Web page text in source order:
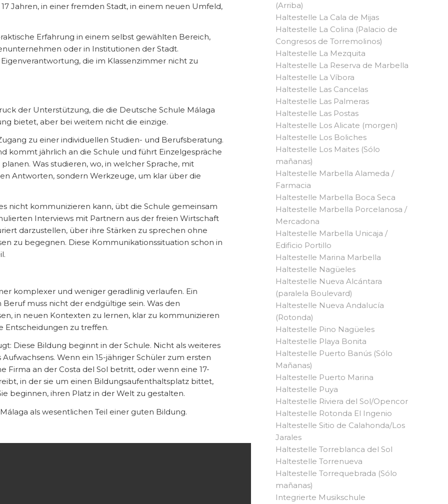
Jahren, in einer fremden Stadt, in einem neuen Umfeld,
Erfahrung in einem selbst gewählten Bereich,
oder in Institutionen der Stadt.
die im Klassenzimmer nicht zu
der Unterstützung, die die Deutsche Schule Málaga
bietet, aber bei weitem nicht die einzige.
zu einer individuellen Studien- und Berufsberatung.
kommt jährlich an die Schule und führt Einzelgespräche
Was studieren, wo, in welcher Sprache, mit
Antworten, sondern Werkzeuge, um klar über die
nicht kommunizieren kann, übt die Schule gemeinsam
Interviews mit Partnern aus der freien Wirtschaft
darzustellen, über ihre Stärken zu sprechen ohne
zu begegnen. Diese Kommunikationssituation schon in
komplexer und weniger geradlinig verlaufen. Ein
muss nicht der endgültige sein. Was den
in neuen Kontexten zu lernen, klar zu kommunizieren
Entscheidungen zu treffen.
Diese Bildung beginnt in der Schule. Nicht als weiteres
Wenn ein 15-jähriger Schüler zum ersten
Firma an der Costa del Sol betritt, oder wenn eine 17-
in der sie um einen Bildungsaufenthaltsplatz bittet,
beginnen, ihren Platz in der Welt zu gestalten.
als wesentlichen Teil einer guten Bildung.
(Arriba)
Haltestelle La Cala de Mijas
Haltestelle La Colina (Palacio de
Congresos de Torremolinos)
Haltestelle La Mezquita
Haltestelle La Reserva de Marbella
Haltestelle La Víbora
Haltestelle Las Cancelas
Haltestelle Las Palmeras
Haltestelle Las Postas
Haltestelle Los Alicate (morgen)
Haltestelle Los Boliches
Haltestelle Los Maites (Sólo
mañanas)
Haltestelle Marbella Alameda /
Farmacia
Haltestelle Marbella Boca Seca
Haltestelle Marbella Porcelanosa /
Mercadona
Haltestelle Marbella Unicaja /
Edificio Portillo
Haltestelle Marina Marbella
Haltestelle Nagüeles
Haltestelle Nueva Alcántara
(paralela Boulevard)
Haltestelle Nueva Andalucía
(Rotonda)
Haltestelle Pino Nagüeles
Haltestelle Playa Bonita
Haltestelle Puerto Banús (Sólo
Mañanas)
Haltestelle Puerto Marina
Haltestelle Puya
Haltestelle Riviera del Sol/Opencor
Haltestelle Rotonda El Ingenio
Haltestelle Sitio de Calahonda/Los
Jarales
Haltestelle Torreblanca del Sol
Haltestelle Torrenueva
Haltestelle Torrequebrada (Sólo
mañanas)
Integrierte Musikschule